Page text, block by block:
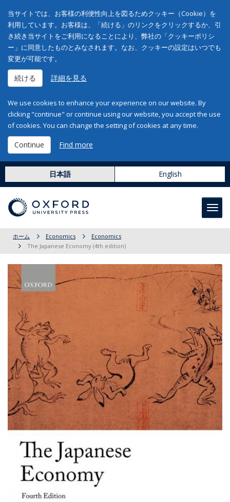
当サイトでは、お客様の利便性向上を図るためクッキー（Cookie）を
利用しています。お客様は、「続ける」のリンクをクリックするか、引
き続き当サイトをご利用になることにより、弊社の「クッキーポリシ
ー」に同意したものとみなされます。なお、クッキーの設定はいつでも
変更が可能です。
続ける 詳細を見る
We use cookies to enhance your experience on our website. By
clicking "continue" or continue using our website, you accept the use
of cookies. You can change the setting of cookies at any time.
Continue Find more
日本語 English
ホーム Economics
Economics
The Japanese Economy (4th edition)